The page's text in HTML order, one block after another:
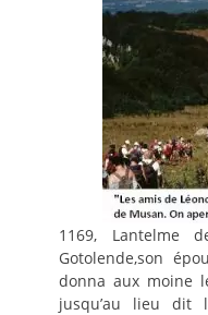
1169, Lantelme
Gotolende,son
donna aux moine
jusqu’au lieu dit